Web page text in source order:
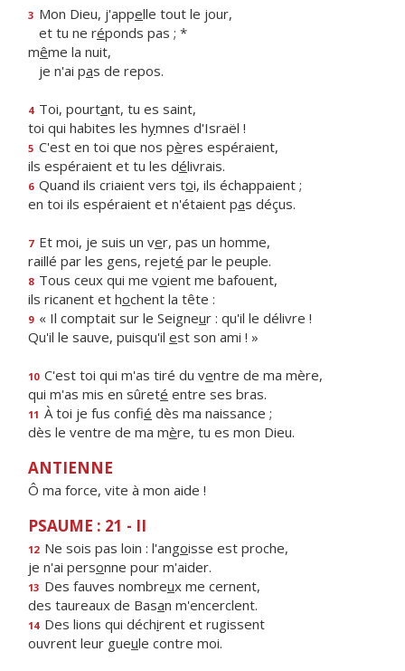
3 Mon Dieu, j'appelle tout le jour,
et tu ne réponds pas ; *
même la nuit,
je n'ai pas de repos.
4 Toi, pourtant, tu es saint,
toi qui habites les hymnes d'Israël !
5 C'est en toi que nos pères espéraient,
ils espéraient et tu les délivrais.
6 Quand ils criaient vers toi, ils échappaient ;
en toi ils espéraient et n'étaient pas déçus.
7 Et moi, je suis un ver, pas un homme,
raillé par les gens, rejeté par le peuple.
8 Tous ceux qui me voient me bafouent,
ils ricanent et hochent la tête :
9 « Il comptait sur le Seigneur : qu'il le délivre !
Qu'il le sauve, puisqu'il est son ami ! »
10 C'est toi qui m'as tiré du ventre de ma mère,
qui m'as mis en sûreté entre ses bras.
11 À toi je fus confié dès ma naissance ;
dès le ventre de ma mère, tu es mon Dieu.
ANTIENNE
Ô ma force, vite à mon aide !
PSAUME : 21 - II
12 Ne sois pas loin : l'angoisse est proche,
je n'ai personne pour m'aider.
13 Des fauves nombreux me cernent,
des taureaux de Basan m'encerclent.
14 Des lions qui déchirent et rugissent
ouvrent leur gueule contre moi.